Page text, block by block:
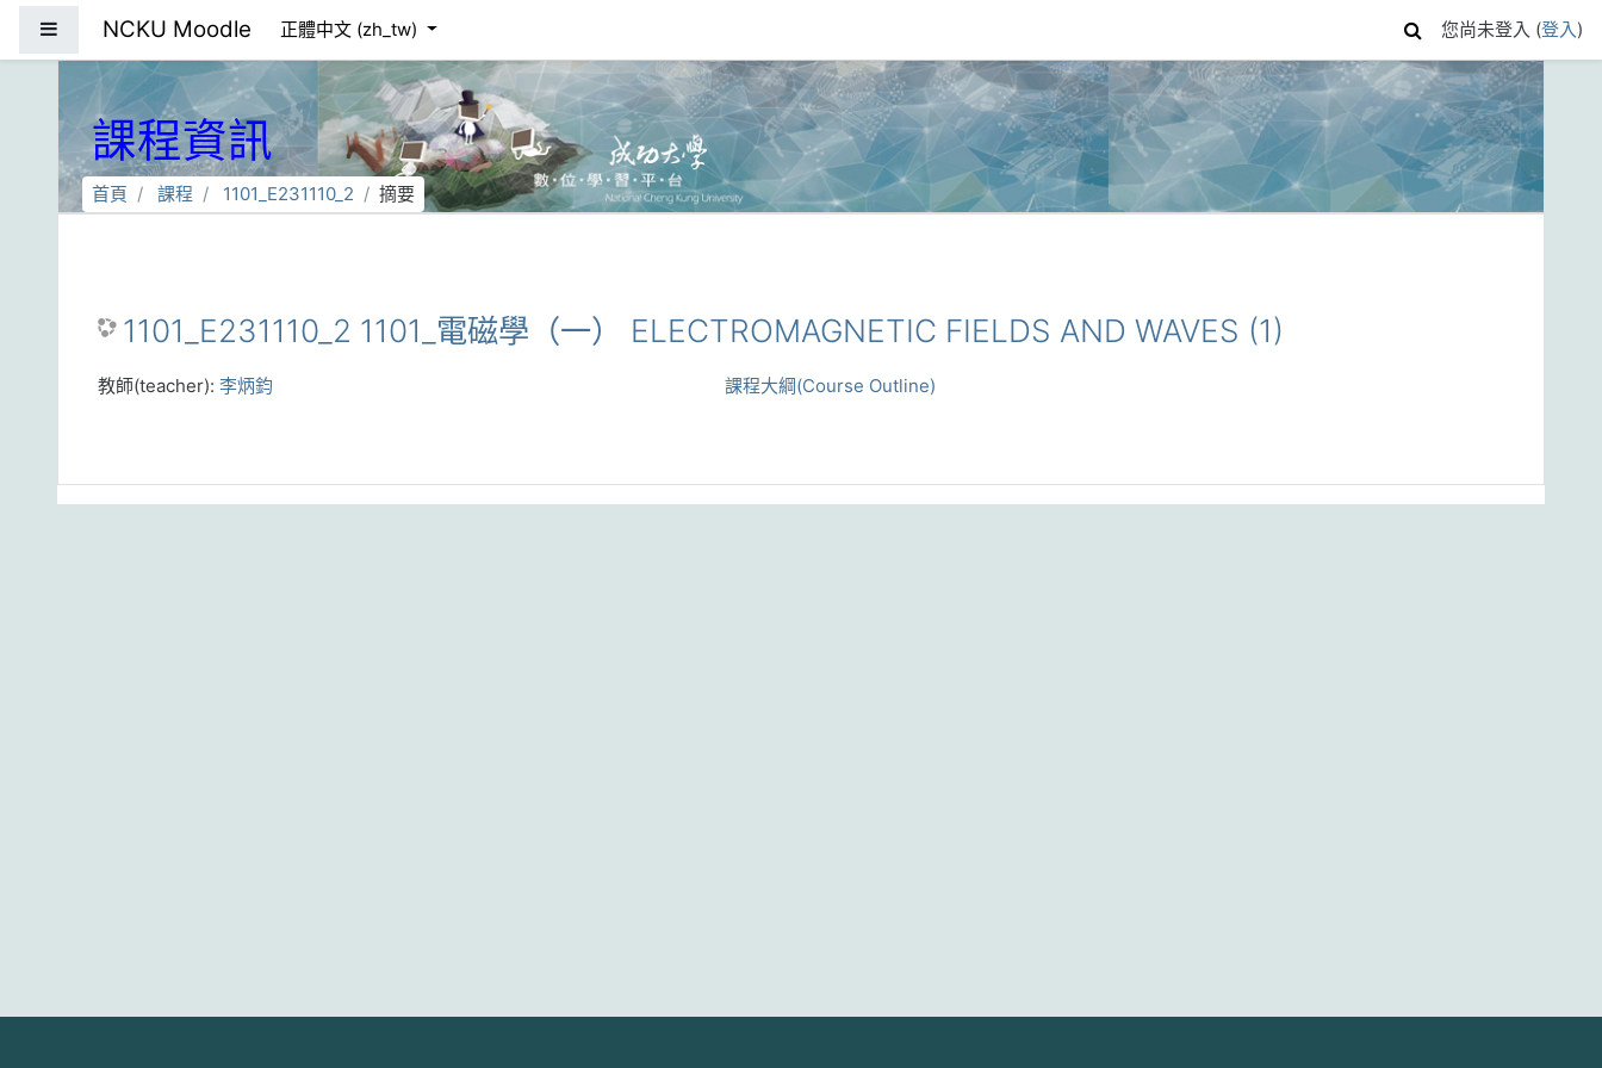
NCKU Moodle 正體中文 ‎(zh_tw)‎ 您尚未登入 (登入)
課程資訊
首頁 課程 1101_E231110_2 摘要
1101_E231110_2 1101_電磁學（一） ELECTROMAGNETIC FIELDS AND WAVES (1)
課程大綱(Course Outline)
教師(teacher): 李炳鈞